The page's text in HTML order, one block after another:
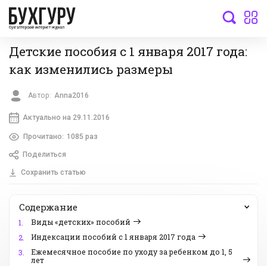
бухгалтерский интернет-журнал
Детские пособия с 1 января 2017 года:
как изменились размеры
Автор: Anna2016
Актуально на 29.11.2016
Прочитано: 1085 раз
Поделиться
Сохранить статью
Содержание
1.
Виды «детских» пособий
2.
Индексации пособий с 1 января 2017 года
3.
Ежемесячное пособие по уходу за ребенком до 1, 5
лет